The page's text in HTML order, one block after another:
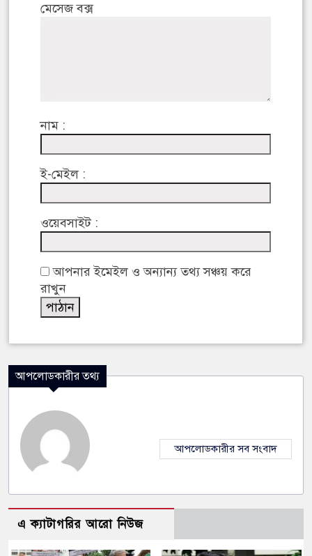
মেসেজ বক্স
নাম :
ই-মেইল :
ওয়েবসাইট :
আপনার ইমেইল ও অন্যান্য তথ্য সঞ্চয় করে
রাখুন
আপলোডকারীর তথ্য
আপলোডকারীর সব সংবাদ
এ ক্যাটাগরির আরো নিউজ